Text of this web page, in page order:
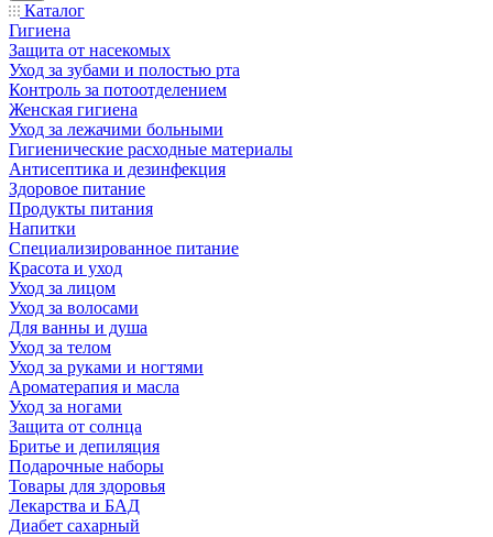
Каталог
Гигиена
Защита от насекомых
Уход за зубами и полостью рта
Контроль за потоотделением
Женская гигиена
Уход за лежачими больными
Гигиенические расходные материалы
Антисептика и дезинфекция
Здоровое питание
Продукты питания
Напитки
Специализированное питание
Красота и уход
Уход за лицом
Уход за волосами
Для ванны и душа
Уход за телом
Уход за руками и ногтями
Ароматерапия и масла
Уход за ногами
Защита от солнца
Бритье и депиляция
Подарочные наборы
Товары для здоровья
Лекарства и БАД
Диабет сахарный